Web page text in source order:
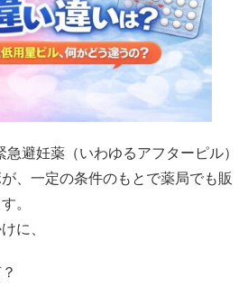
避妊薬（いわゆるアフターピル）
、一定の条件のもとで薬局でも販
。
に、